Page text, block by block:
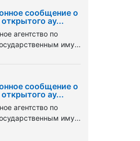
сообщение о
ау...
агентство по
иму...
сообщение о
ау...
агентство по
иму...